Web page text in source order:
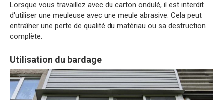
Lorsque vous travaillez avec du carton ondulé, il est interdit
d'utiliser une meuleuse avec une meule abrasive. Cela peut
entraîner une perte de qualité du matériau ou sa destruction
complète.
Utilisation du bardage